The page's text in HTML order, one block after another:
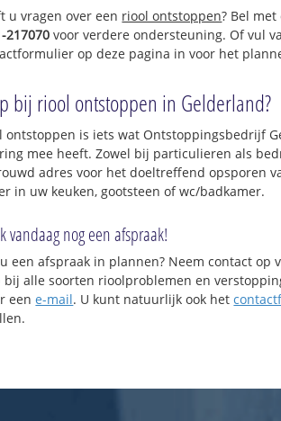
u vragen over een riool ontstoppen? Bel
217070 voor verdere ondersteuning. Of vul
op deze pagina in voor het
bij riool ontstoppen in Gelderland?
ontstoppen is iets wat Ontstoppingsbedrijf
mee heeft. Zowel bij particulieren als
adres voor het doeltreffend opsporen
in uw keuken, gootsteen of wc/badkamer.
vandaag nog een afspraak!
een afspraak in plannen? Neem contact op
bij alle soorten rioolproblemen en
eene-mail. U kunt natuurlijk ook het